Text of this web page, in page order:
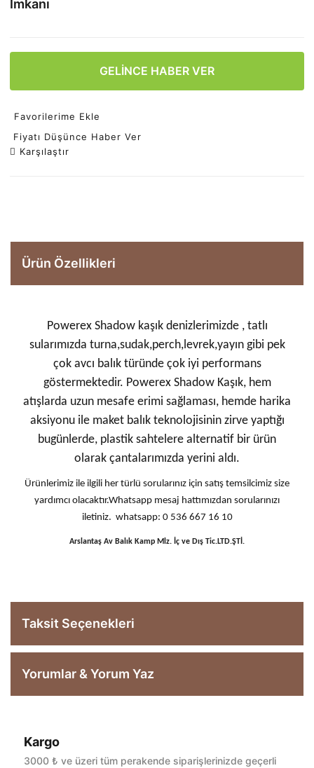
İmkanı
GELİNCE HABER VER
Favorilerime Ekle
Fiyatı Düşünce Haber Ver
Karşılaştır
Ürün Özellikleri
Powerex Shadow kaşık denizlerimizde , tatlı
sularımızda turna,sudak,perch,levrek,yayın gibi pek
çok avcı balık türünde çok iyi performans
göstermektedir. Powerex Shadow Kaşık, hem
atışlarda uzun mesafe erimi sağlaması, hemde harika
aksiyonu ile maket balık teknolojisinin zirve yaptığı
bugünlerde, plastik sahtelere alternatif bir ürün
olarak çantalarımızda yerini aldı.
Ürünlerimiz ile ilgili her türlü sorularınız için satış temsilcimiz size
yardımcı olacaktır.Whatsapp mesaj hattımızdan sorularınızı
iletiniz. whatsapp: 0 536 667 16 10
Arslantaş Av Balık Kamp Mlz. İç ve Dış Tic.LTD.ŞTİ.
Taksit Seçenekleri
Yorumlar & Yorum Yaz
Bu ürüne ilk yorumu siz yapın!
Kargo
3000 ₺ ve üzeri tüm perakende siparişlerinizde geçerli